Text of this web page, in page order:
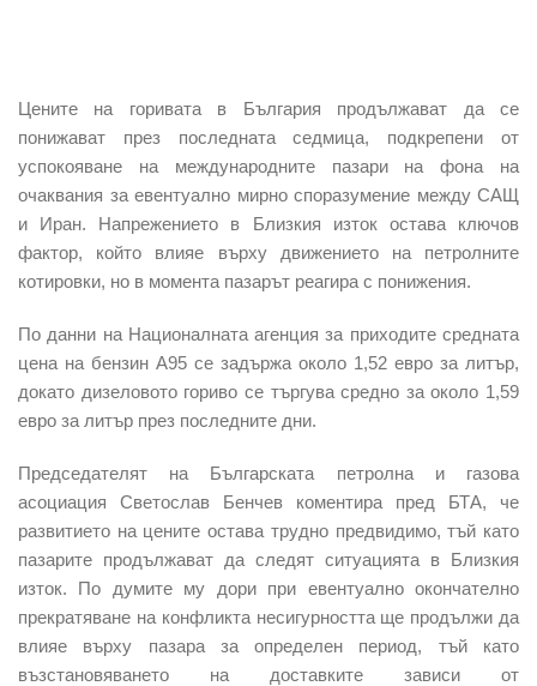
Цените на горивата в България продължават да се
понижават през последната седмица, подкрепени от
успокояване на международните пазари на фона на
очаквания за евентуално мирно споразумение между САЩ
и Иран. Напрежението в Близкия изток остава ключов
фактор, който влияе върху движението на петролните
котировки, но в момента пазарът реагира с понижения.
По данни на Националната агенция за приходите средната
цена на бензин А95 се задържа около 1,52 евро за литър,
докато дизеловото гориво се търгува средно за около 1,59
евро за литър през последните дни.
Председателят на Българската петролна и газова
асоциация Светослав Бенчев коментира пред БТА, че
развитието на цените остава трудно предвидимо, тъй като
пазарите продължават да следят ситуацията в Близкия
изток. По думите му дори при евентуално окончателно
прекратяване на конфликта несигурността ще продължи да
влияе върху пазара за определен период, тъй като
възстановяването на доставките зависи от